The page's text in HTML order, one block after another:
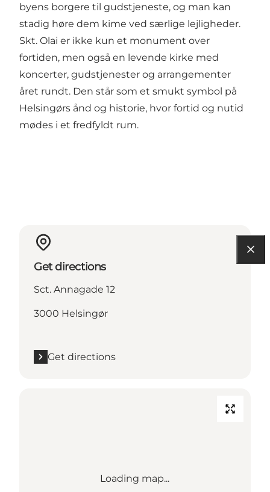
byens borgere til gudstjeneste, og man kan
stadig høre dem kime ved særlige lejligheder.
Skt. Olai er ikke kun et monument over
fortiden, men også en levende kirke med
koncerter, gudstjenester og arrangementer
året rundt. Den står som et smukt symbol på
Helsingørs ånd og historie, hvor fortid og nutid
mødes i et fredfyldt rum.
Get directions
Sct. Annagade 12
3000 Helsingør
Get directions
Loading map...